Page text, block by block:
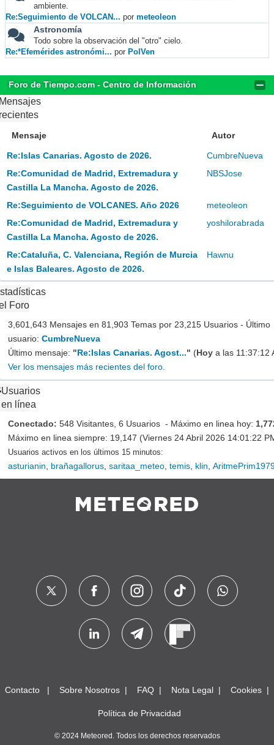
ambiente.
Re:Seguimiento de VOLCAN... por meteoleon
Astronomía
Todo sobre la observación del "otro" cielo.
Re:*Efemérides astronómi... por PolVen
Foro de Tiempo.com - Centro de Información
Mensaje Autor
Re:Islas Canarias. Agosto de 2026.
CumbreNueva
Re:Comunidad de Madrid, Extremadura y
Castilla La Mancha. Agosto de 2026.
NBSJose
Re:Seguimiento de VOLCANES. Año 2026
meteoleon
Re:Comunidad de Madrid, Extremadura y
Castilla La Mancha. Agosto de 2026.
yoshilorabrada
Re:Cataluña, C. Valenciana, Región de Murcia
e Islas Baleares. Agosto de 2026.
Hawnu
Foro
3,601,643 Mensajes en 81,903 Temas por 23,215 Usuarios - Último
usuario: CumbreNueva
Último mensaje: "Re:Islas Canarias. Agost..." (Hoy a las 11:37:12
Ver los mensajes más recientes del foro.
Usuarios
en línea
Conectado: 548 Visitantes, 6 Usuarios - Máximo en linea hoy:
Máximo en linea siempre: 19,147 (Viernes 24 Abril 2026 14:01:22
Usuarios activos en los últimos 15 minutos:
asturianin brañagallorus saritaa_meteo temis klin
Contacto Sobre Nosotros FAQ Nota Legal Cookies
Política de Privacidad
© 2024 Meteored. Todos los derechos reservados